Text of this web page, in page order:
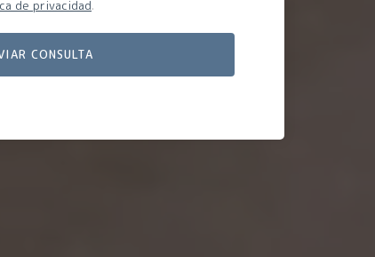
de privacidad.